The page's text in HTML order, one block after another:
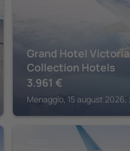
Grand Hotel
Collection Hotels
3.961 €
Menaggio, 15 august 2026,